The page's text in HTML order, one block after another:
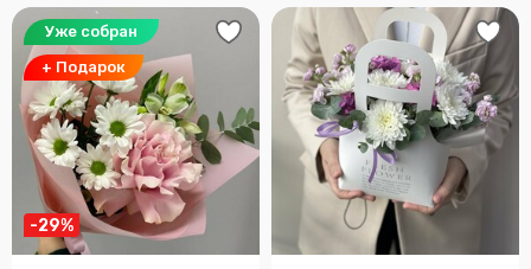
Уже собран
+ Подарок
-29%